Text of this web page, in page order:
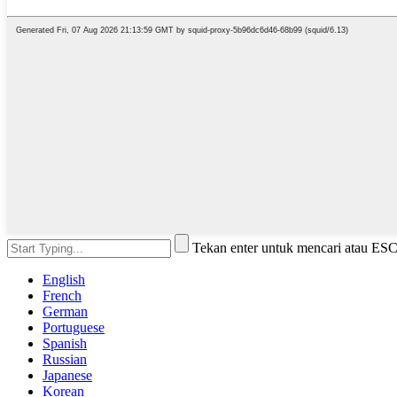
Tekan enter untuk mencari atau
English
French
German
Portuguese
Spanish
Russian
Japanese
Korean